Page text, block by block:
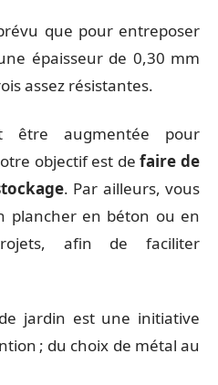
que pour entreposer
épaisseur de 0,30 mm
assez résistantes.
être augmentée pour
objectif est defaire de
. Par ailleurs, vous
plancher en béton ou en
afin de faciliter
jardin est une initiative
; du choix de métal au